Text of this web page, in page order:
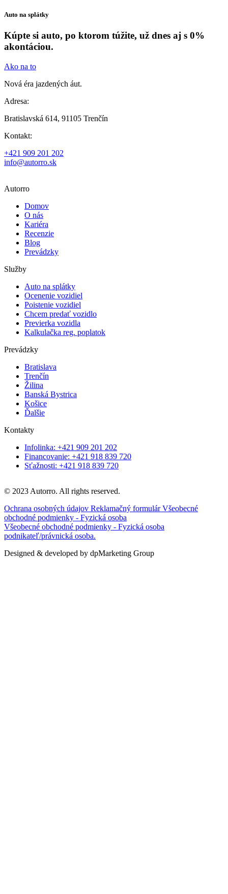
Auto na splátky
Kúpte si auto, po ktorom túžite, už dnes aj s 0%
akontáciou.
Ako na to
Nová éra jazdených áut.
Adresa:
Bratislavská 614, 91105 Trenčín
Kontakt:
+421 909 201 202
info@autorro.sk
Autorro
Domov
O nás
Kariéra
Recenzie
Blog
Prevádzky
Služby
Auto na splátky
Ocenenie vozidiel
Poistenie vozidiel
Chcem predať vozidlo
Previerka vozidla
Kalkulačka reg. poplatok
Prevádzky
Bratislava
Trenčín
Žilina
Banská Bystrica
Košice
Ďalšie
Kontakty
Infolinka: +421 909 201 202
Financovanie: +421 918 839 720
Sťažnosti: +421 918 839 720
© 2023 Autorro. All rights reserved.
Ochrana osobných údajov Reklamačný formulárVšeobecné
obchodné podmienky - Fyzická osoba
Všeobecné obchodné podmienky - Fyzická osoba
podnikateľ/právnická osoba.
Designed & developed by dpMarketing Group